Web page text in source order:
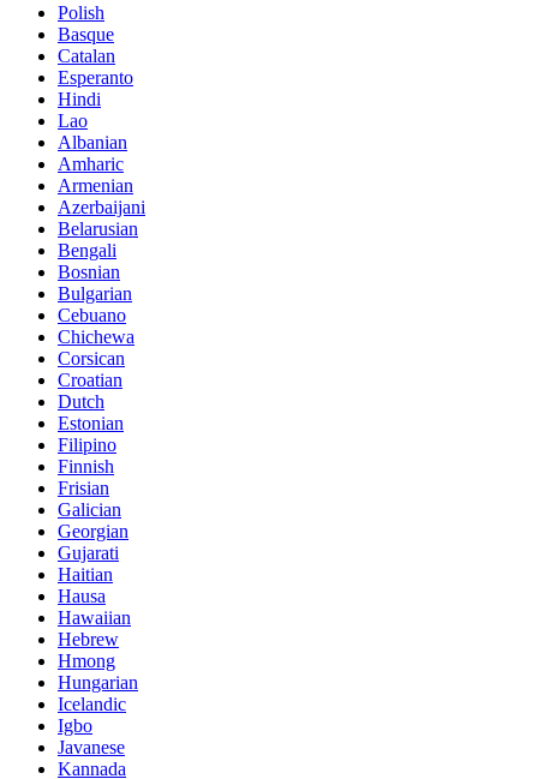
Polish
Basque
Catalan
Esperanto
Hindi
Lao
Albanian
Amharic
Armenian
Azerbaijani
Belarusian
Bengali
Bosnian
Bulgarian
Cebuano
Chichewa
Corsican
Croatian
Dutch
Estonian
Filipino
Finnish
Frisian
Galician
Georgian
Gujarati
Haitian
Hausa
Hawaiian
Hebrew
Hmong
Hungarian
Icelandic
Igbo
Javanese
Kannada